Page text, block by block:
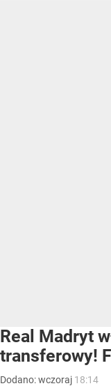
Real Madryt
transferowy!
Dodano:wczoraj 18:14